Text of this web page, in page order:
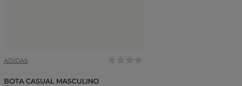
ADIDAS
BOTA CASUAL MASCULINO